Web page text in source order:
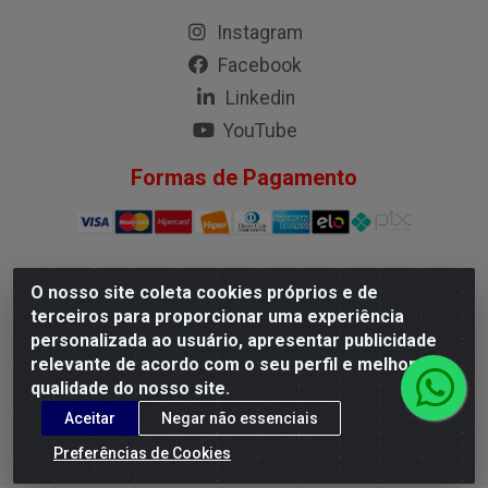
O nosso site coleta cookies próprios e de
terceiros para proporcionar uma experiência
personalizada ao usuário, apresentar publicidade
relevante de acordo com o seu perfil e melhorar a
qualidade do nosso site.
Aceitar
Negar não essenciais
Preferências de Cookies
Instagram
Facebook
Linkedin
YouTube
Formas de Pagamento
G.M.I. Distribuidora LTDA - Rua Conselheiro Pena, 50 - Santa
Branca, Belo Horizonte/MG - CEP 31.710-150 - CNPJ
04.098.359/0001-02